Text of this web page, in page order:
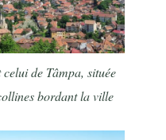
de Tâmpa, située
bordant la ville